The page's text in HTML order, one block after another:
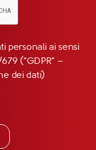
personali ai sensi
(“GDPR” –
dei dati)